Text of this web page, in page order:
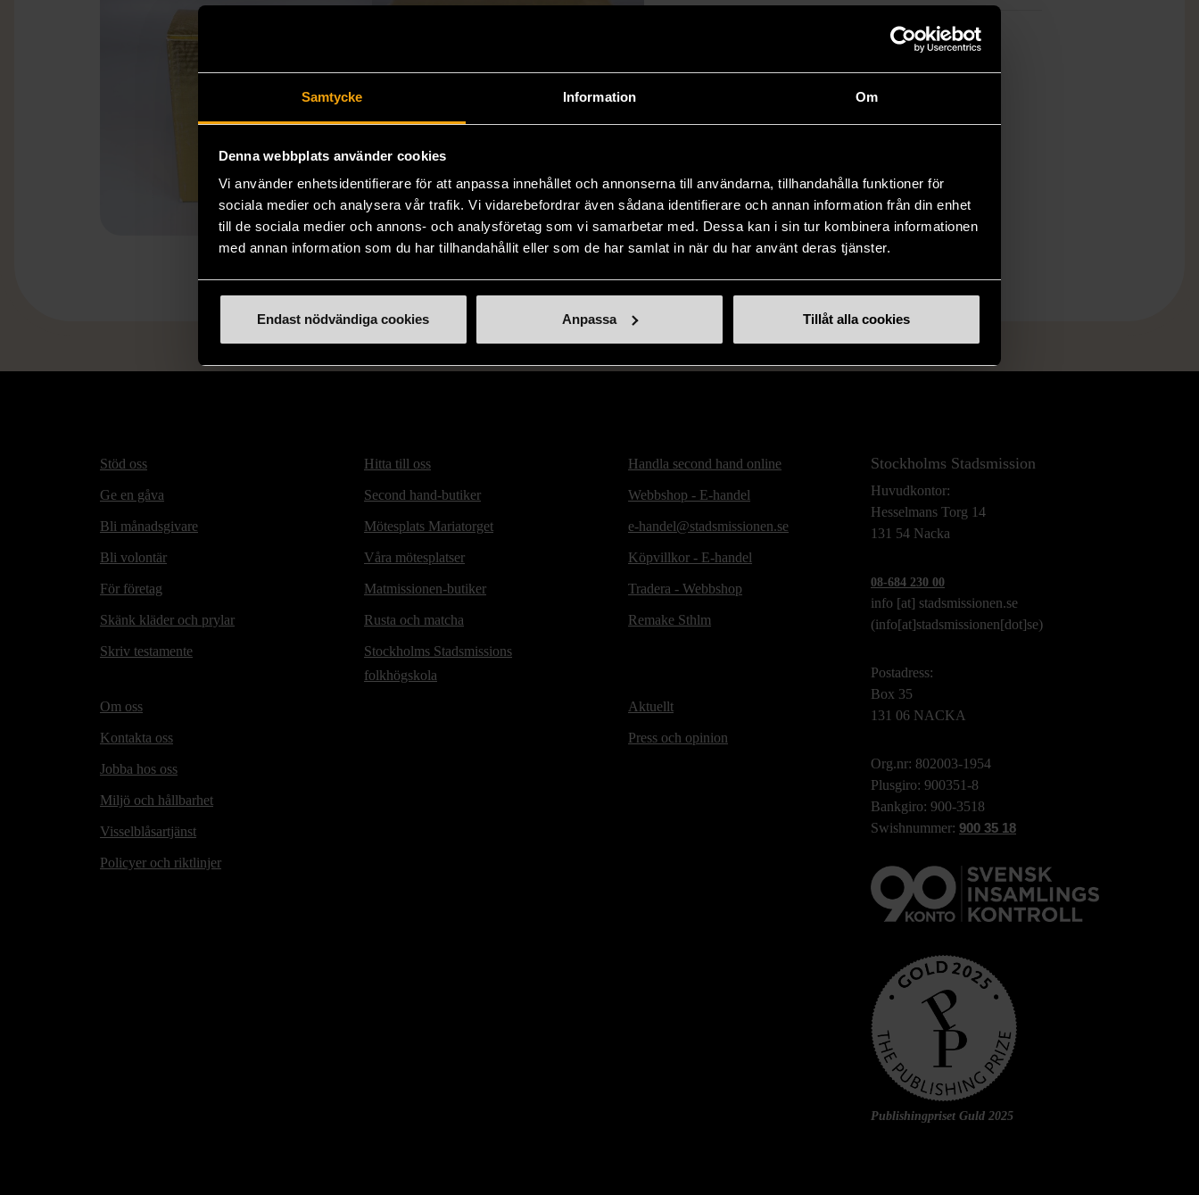
Samtycke Information Om
Denna webbplats använder cookies
Vi använder enhetsidentifierare för att anpassa innehållet och annonserna till användarna, tillhandahålla funktioner för
sociala medier och analysera vår trafik. Vi vidarebefordrar även sådana identifierare och annan information från din enhet
till de sociala medier och annons- och analysföretag som vi samarbetar med. Dessa kan i sin tur kombinera informationen
med annan information som du har tillhandahållit eller som de har samlat in när du har använt deras tjänster.
Endast nödvändiga cookies Anpassa Tillåt alla cookies
Stöd oss
Ge en gåva
Bli månadsgivare
Bli volontär
För företag
Skänk kläder och prylar
Skriv testamente
Hitta till oss
Second hand-butiker
Mötesplats Mariatorget
Våra mötesplatser
Matmissionen-butiker
Rusta och matcha
Stockholms Stadsmissions
folkhögskola
Handla second hand online
Webbshop - E-handel
e-handel@stadsmissionen.se
Köpvillkor - E-handel
Tradera - Webbshop
Remake Sthlm
Om oss
Kontakta oss
Jobba hos oss
Miljö och hållbarhet
Visselblåsartjänst
Policyer och riktlinjer
Aktuellt
Press och opinion
Stockholms Stadsmission
Huvudkontor:
Hesselmans Torg 14
131 54 Nacka
08-684 230 00
info [at] stadsmissionen.se
(info[at]stadsmissionen[dot]se)
Postadress:
Box 35
131 06 NACKA
Org.nr: 802003-1954
Plusgiro: 900351-8
Bankgiro: 900-3518
Swishnummer: 900 35 18
Publishingpriset Guld 2025